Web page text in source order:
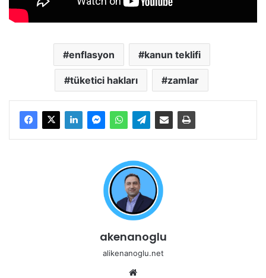
enflasyon kanun teklifi
tüketici hakları zamlar
akenanoglu
alikenanoglu.net